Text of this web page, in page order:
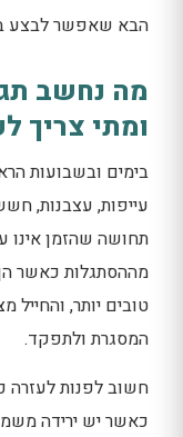
הבא שאפשר לבצע
מה נחשב
ומתי צריך
בימים ובשבועות
עייפות, עצבנות,
תחושה שהזמן אינו
מההסתגלות כאשר
טובים יותר, והחייל
המסגרת ולתפקד.
חשוב לפנות לעזרה
כאשר יש ירידה